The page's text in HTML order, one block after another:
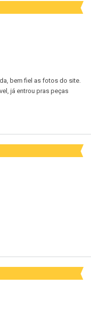
bem fiel as fotos do site.
já entrou pras peças